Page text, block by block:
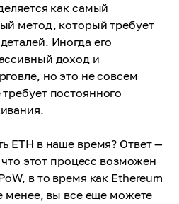
как самый
метод, который требует
Иногда его
доход и
но это не совсем
постоянного
ETH в наше время? Ответ —
этот процесс возможен
в то время как Ethereum
менее, вы все еще можете